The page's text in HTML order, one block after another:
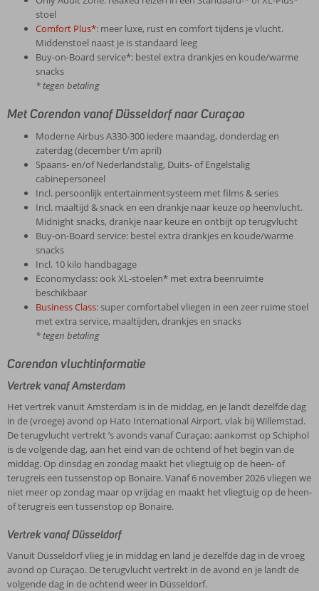
stoel
Comfort Plus*: meer luxe, rust en comfort tijdens je vlucht.
Middenstoel naast je is standaard leeg
Buy-on-Board service*: bestel extra drankjes en koude/warme
snacks
* tegen betaling
Met Corendon vanaf Düsseldorf naar Curaçao
Moderne Airbus A330-300 iedere maandag, donderdag en
zaterdag (december t/m april)
Spaans- en/of Nederlandstalig, Duits- of Engelstalig
cabinepersoneel
Incl. persoonlijk entertainmentsysteem met films & series
Incl. maaltijd & snack en een drankje naar keuze op heenvlucht.
Midnight snacks, drankje naar keuze en ontbijt op terugvlucht
Buy-on-Board service: bestel extra drankjes en koude/warme
snacks
Incl. 10 kilo handbagage
Economyclass: ook XL-stoelen* met extra beenruimte
beschikbaar
Business Class: super comfortabel vliegen in een zeer ruime stoel
met extra service, maaltijden, drankjes en snacks
* tegen betaling
Corendon vluchtinformatie
Vertrek vanaf Amsterdam
Het vertrek vanuit Amsterdam is in de middag, en je landt dezelfde dag
in de (vroege) avond op Hato International Airport, vlak bij Willemstad.
De terugvlucht vertrekt ’s avonds vanaf Curaçao; aankomst op Schiphol
is de volgende dag, aan het eind van de ochtend of het begin van de
middag. Op dinsdag en zondag maakt het vliegtuig op de heen- of
terugreis een tussenstop op Bonaire. Vanaf 6 november 2026 vliegen we
niet meer op zondag maar op vrijdag en maakt het vliegtuig op de heen-
of terugreis een tussenstop op Bonaire.
Vertrek vanaf Düsseldorf
Vanuit Düsseldorf vlieg je in middag en land je dezelfde dag in de vroeg
avond op Curaçao. De terugvlucht vertrekt in de avond en je landt de
volgende dag in de ochtend weer in Düsseldorf.